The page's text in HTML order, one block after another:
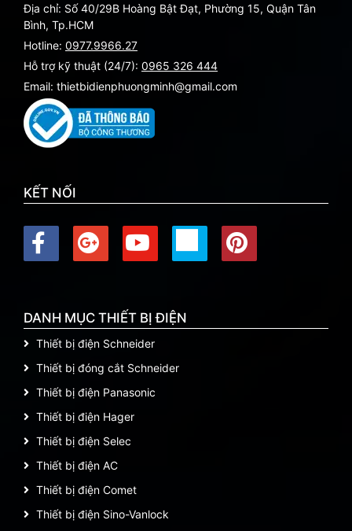
Địa chỉ: Số 40/29B Hoàng Bật Đạt, Phường 15, Quận Tân
Bình, Tp.HCM
Hotline: 0977.9966.27
Hỗ trợ kỹ thuật (24/7): 0965 326 444
Email: thietbidienphuongminh@gmail.com
KẾT NỐI
DANH MỤC THIẾT BỊ ĐIỆN
Thiết bị điện Schneider
Thiết bị đóng cắt Schneider
Thiết bị điện Panasonic
Thiết bị điện Hager
Thiết bị điện Selec
Thiết bị điện AC
Thiết bị điện Comet
Thiết bị điện Sino-Vanlock